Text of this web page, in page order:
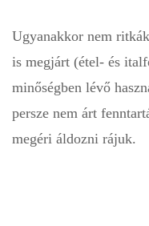
Ugyanakkor nem
is megjárt (étel- és
minőségben lévő
persze nem árt
megéri áldozni rájuk.